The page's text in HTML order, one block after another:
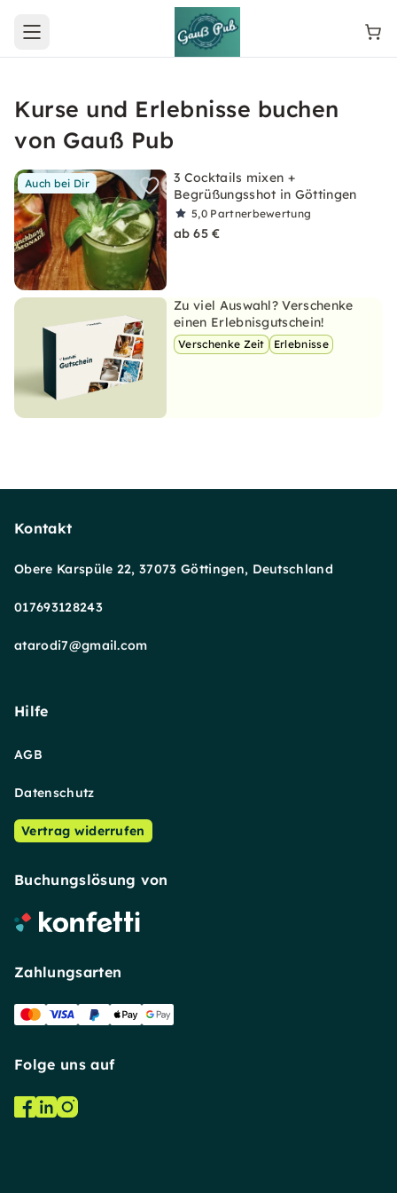
Open main menu
Kurse und Erlebnisse buchen
von Gauß Pub
Auch bei Dir
3 Cocktails mixen +
Begrüßungsshot in Göttingen
5,0 Partnerbewertung
ab 65 €
Zu viel Auswahl? Verschenke
einen Erlebnisgutschein!
Verschenke Zeit Erlebnisse
Kontakt
Obere Karspüle 22, 37073 Göttingen, Deutschland
017693128243
atarodi7@gmail.com
Hilfe
AGB
Datenschutz
Vertrag widerrufen
Buchungslösung von
Zahlungsarten
Folge uns auf